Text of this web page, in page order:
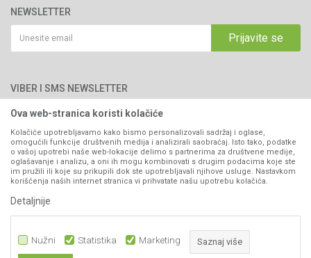
76300 Bijeljina
066/44-99-00
Katalozi
Saradnja
Kontakt
Politika privatnosti
Kako kupiti
Isporuka
Pravo na odustajanje
Reklamacije
Povraćaj sredstava
Zamjena artikala
Plaćanje karticama
NEWSLETTER
Prijavite se
VIBER I SMS NEWSLETTER
PRATITE NAS
Ova web-stranica koristi kolačiće
Kolačiće upotrebljavamo kako bismo personalizovali sadržaj i oglase,
omogućili funkcije društvenih medija i analizirali saobraćaj. Isto tako, podatke
o vašoj upotrebi naše web-lokacije delimo s partnerima za društvene medije,
oglašavanje i analizu, a oni ih mogu kombinovati s drugim podacima koje ste
im pružili ili koje su prikupili dok ste upotrebljavali njihove usluge. Nastavkom
korišćenja naših internet stranica vi prihvatate našu upotrebu kolačića.
Detaljnije
Nužni Statistika Marketing Saznaj više